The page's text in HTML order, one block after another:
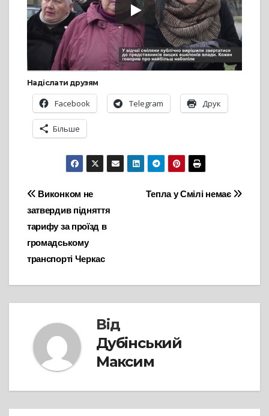
Надіслати друзям
Facebook Telegram Друк
Більше
Навігація
записів
Тепла у Смілі немає
Виконком не
затвердив підняття
тарифу за проїзд в
громадському
транспорті Черкас
Від
Дубінський
Максим